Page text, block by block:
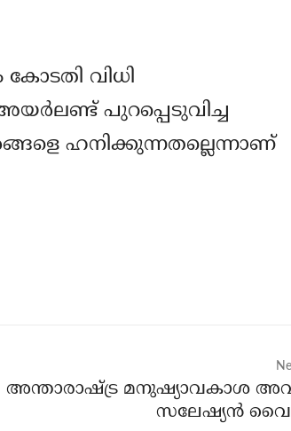
വിധി
പുറപ്പെടുവിച്ച
ഹനിക്കുന്നതല്ലെന്നാണ്
അന്താരാഷ്ട്ര മനുഷ്യാവകാശ
സലേഷ്യന്‍